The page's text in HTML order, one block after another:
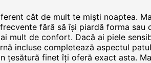
cât de mult te miști noaptea.
fără să își piardă forma
mult de confort. Dacă ai piele
incluse completează aspectul
țesătură finet îți oferă exact asta.